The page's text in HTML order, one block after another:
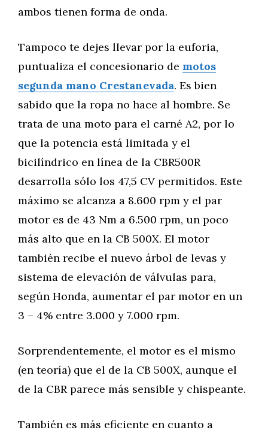
ambos tienen forma de onda.
Tampoco te dejes llevar por la euforia,
puntualiza el concesionario de motos
segunda mano Crestanevada. Es bien
sabido que la ropa no hace al hombre. Se
trata de una moto para el carné A2, por lo
que la potencia está limitada y el
bicilíndrico en línea de la CBR500R
desarrolla sólo los 47,5 CV permitidos. Este
máximo se alcanza a 8.600 rpm y el par
motor es de 43 Nm a 6.500 rpm, un poco
más alto que en la CB 500X. El motor
también recibe el nuevo árbol de levas y
sistema de elevación de válvulas para,
según Honda, aumentar el par motor en un
3 – 4% entre 3.000 y 7.000 rpm.
Sorprendentemente, el motor es el mismo
(en teoría) que el de la CB 500X, aunque el
de la CBR parece más sensible y chispeante.
También es más eficiente en cuanto a